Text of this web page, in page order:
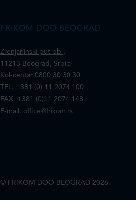
FRIKOM DOO BEOGRAD
Zrenjaninski put bb ,
11213 Beograd, Srbija
Kol-centar 0800 30 30 30
TEL: +381 (0) 11 2074 100
FAX: +381 (0)11 2074 148
E-mail: office@frikom.rs
© FRIKOM DOO BEOGRAD 2026.